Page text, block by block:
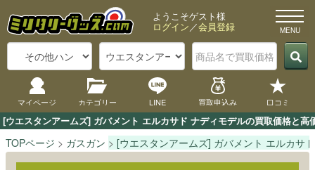
[ウエスタンアームズ] ガバメント エルカサド ナディモデルの買取価格と
ようこそゲスト様
ログイン／会員登録
マイページ カテゴリー LINE 買取申込み 口コミ
TOPページ ガスガン [ウエスタンアームズ] ガバメント エルカサ